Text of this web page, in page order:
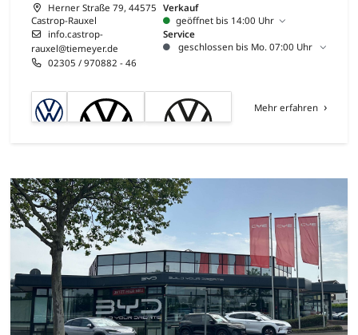
Herner Straße 79, 44575
Castrop-Rauxel
info.castrop-
rauxel@tiemeyer.de
02305 / 970882 - 46
Verkauf
geöffnet bis 14:00 Uhr
Service
geschlossen bis Mo. 07:00 Uhr
Mehr erfahren